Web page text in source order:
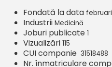
Fondată la data
Industrii Medicină
Joburi publicate 1
Vizualizări 115
CUI companie 31518488
Nr. înmatriculare